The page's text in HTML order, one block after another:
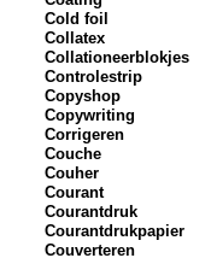
Cold foil
Collatex
Collationeerblokjes
Controlestrip
Copyshop
Copywriting
Corrigeren
Couche
Couher
Courant
Courantdruk
Courantdrukpapier
Couverteren